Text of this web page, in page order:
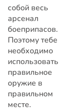
собой весь
арсенал
боеприпасов.
Поэтому тебе
необходимо
использовать
правильное
оружие в
правильном
месте.